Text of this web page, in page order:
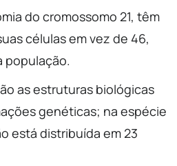
do cromossomo 21, têm
células em vez de 46,
população.
as estruturas biológicas
genéticas; na espécie
está distribuída em 23